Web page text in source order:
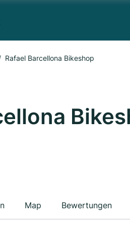
Rafael Barcellona Bikeshop
Map Bewertungen